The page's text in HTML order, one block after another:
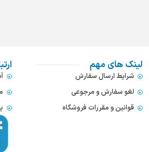
لینک های مهم
شرایط ارسال سفارش
لغو سفارش و مرجوعی
قوانین و مقررات فروشگاه